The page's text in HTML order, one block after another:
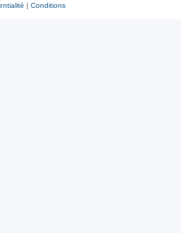
| Conditions